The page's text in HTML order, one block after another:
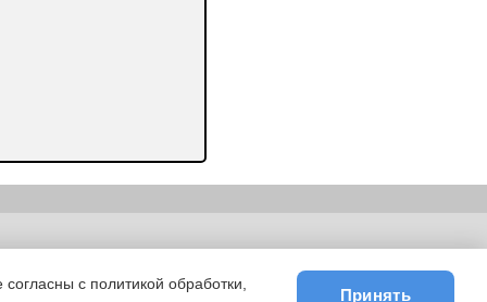
|E-mail
с политикой обработки,
Принять